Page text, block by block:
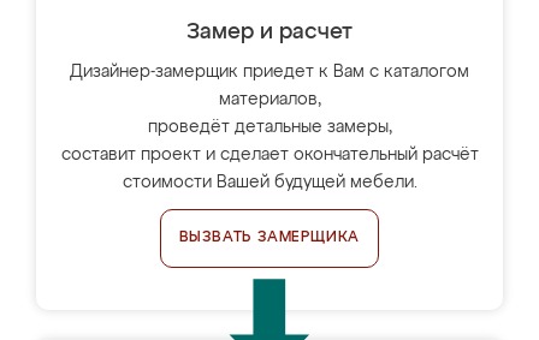
Замер и расчет
Дизайнер-замерщик приедет к Вам с каталогом
материалов,
проведёт детальные замеры,
составит проект и сделает окончательный расчёт
стоимости Вашей будущей мебели.
ВЫЗВАТЬ ЗАМЕРЩИКА